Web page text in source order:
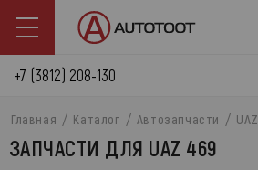
+7 (3812) 208-130
Главная Каталог Автозапчасти UAZ
ЗАПЧАСТИ ДЛЯ UAZ 469